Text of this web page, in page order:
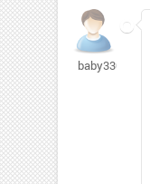
baby330